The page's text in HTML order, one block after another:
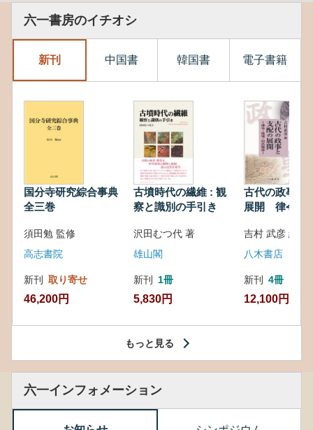
六一書房のイチオシ
新刊 中国書 韓国書 電子書籍
国分寺研究綜合事典
全三巻
須田勉 監修
高志書院
新刊 取り寄せ
46,200円
古墳時代の繊維 : 観
察と識別の手引き
沢田むつ代 著
雄山閣
新刊 1冊
5,830円
古代の政事と
展開 律令・
吉村 武彦 編集
八木書店
新刊 4冊
12,100円
もっと見る
六一インフォメーション